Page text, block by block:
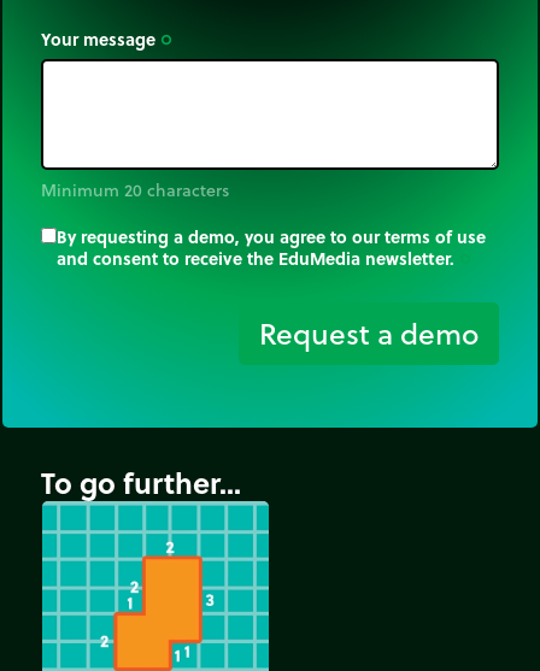
Your message trip_origin
Minimum 20 characters
By requesting a demo, you agree to our terms of use
and consent to receive the EduMedia newsletter.
Request a demo
To go further...